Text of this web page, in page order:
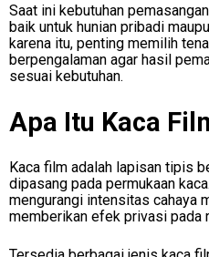
Saat ini kebutuhan
baik untuk hunian pribadi
karena itu, penting memilih
berpengalaman agar hasil
sesuai kebutuhan.
Apa Itu Kaca
Kaca film adalah lapisan tipis
dipasang pada permukaan
mengurangi intensitas cahaya
memberikan efek privasi pada